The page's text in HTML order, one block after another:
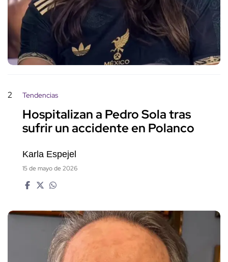
2 Tendencias
Hospitalizan a Pedro Sola tras
sufrir un accidente en Polanco
Karla Espejel
15 de mayo de 2026